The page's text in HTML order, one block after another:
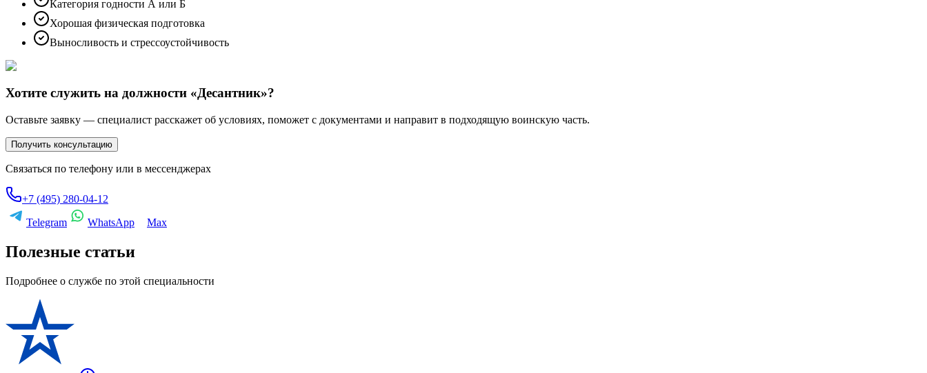
Категория годности А или Б
Хорошая физическая подготовка
Выносливость и стрессоустойчивость
Хотите служить на должности «Десантник»?
Оставьте заявку — специалист расскажет об условиях, поможет с документами и направит в подходящую воинскую часть.
Получить консультацию
Связаться по телефону или в мессенджерах
+7 (495) 280-04-12
Telegram
WhatsApp Max
Полезные статьи
Подробнее о службе по этой специальности